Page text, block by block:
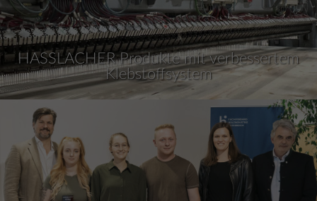
HASSLACHER Produkte mit verbessertem
Klebstoffsystem